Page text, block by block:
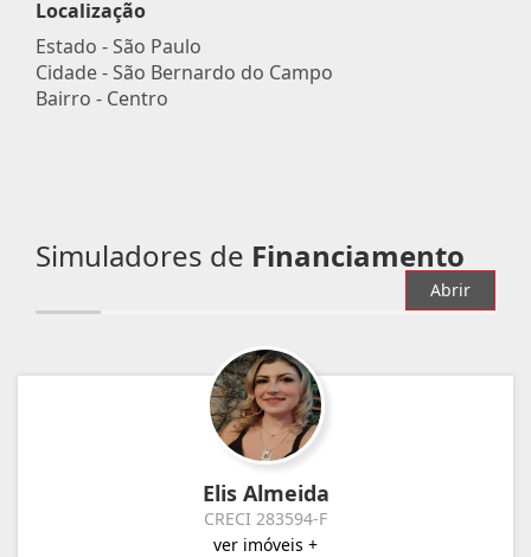
Localização
Estado -São Paulo
Cidade -São Bernardo do Campo
Bairro - Centro
Simuladores de Financiamento
Abrir
Elis Almeida
CRECI 283594-F
ver imóveis +